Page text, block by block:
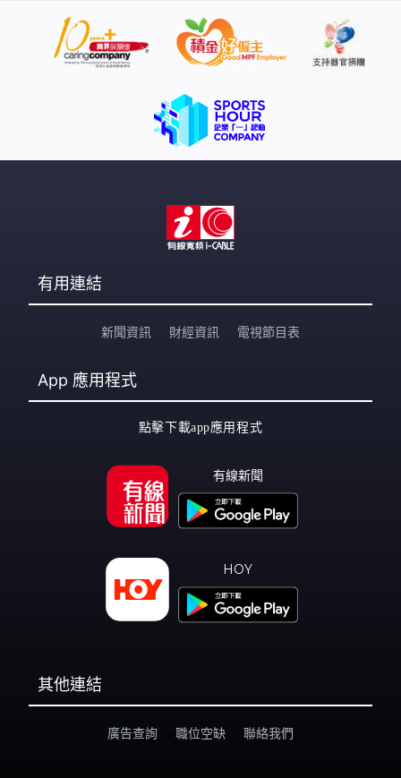
有用連結
新聞資訊 財經資訊 電視節目表
App 應用程式
點擊下載app應用程式
有線新聞
HOY
其他連結
廣告查詢 職位空缺 聯絡我們